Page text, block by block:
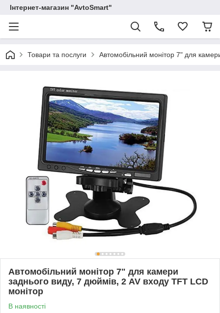
Інтернет-магазин "AvtoSmart"
Товари та послуги Автомобільний монітор 7" для
Автомобільний монітор 7" для камери
заднього виду, 7 дюймів, 2 AV входу TFT LCD
монітор
В наявності